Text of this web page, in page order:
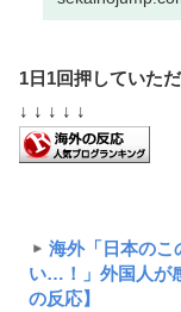
1日1回押していた
↓ ↓ ↓ ↓ ↓
海外「日本のこ
い…！」外国人が
の反応】